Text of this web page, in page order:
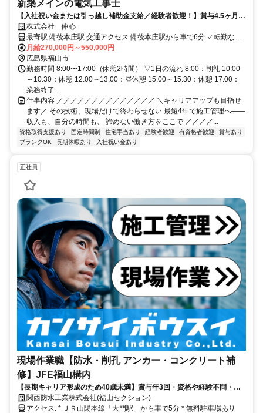
新築メインの電気工事士
【入社祝い金または引っ越し補助金支給／経験者歓迎！】賞与4.5ヶ月分
＆各種手当充実／土日祝休み
株式会社 仲心
最寄駅 備後本庄駅 交通アクセス 備後本庄駅から車で6分 ✓転勤なし
月給270,000円～550,000円
広島県福山市
勤務時間 8:00〜17:00（休憩2時間） ▽1日の流れ 8:00：朝礼 10:00
～10:30：休憩 12:00～13:00：昼休憩 15:00～15:30：休憩 17:00：
業務終了...
仕事内容 ／／／／／／／／／／／／／／ ＼キャリアアップも目指せ
ます／ その技術、現場だけで終わらせない 最短4年で施工管理へ——
収入も、自分の時間も、 諦めない働き方をここで ／／／／...
資格取得支援あり 固定時間制 住宅手当あり 経験者歓迎 有資格者歓迎
賞与あり
ブランクOK
長期休暇あり 入社祝い金あり
正社員
現場作業職【防水・削孔 アンカー・コンクリート補
修】JFE福山構内
【長期キャリア形成のため40歳未満】賞与年3回・資格や経験不問・転
勤なし・家族手当など福利厚生充実◎
関西防水工業株式会社(福山セクション)
アクセス: * ＪＲ山陽本線「大門駅」から車で5分 * 無料駐車場あり